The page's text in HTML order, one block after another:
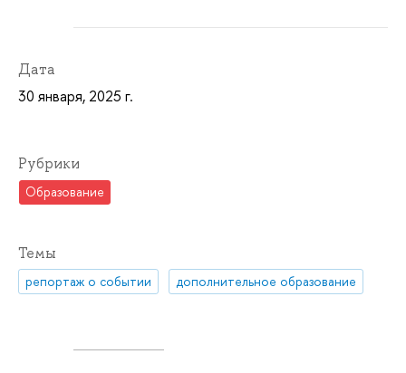
Дата
30 января, 2025 г.
Рубрики
Образование
Темы
репортаж о событии дополнительное образование